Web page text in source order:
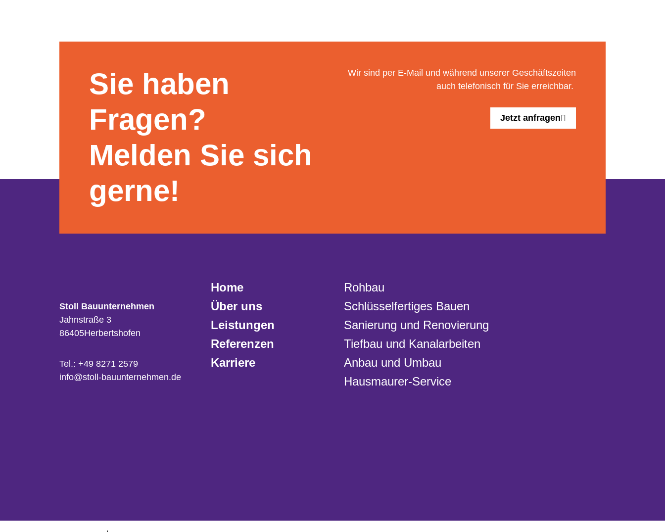
Sie haben
Fragen?
Melden Sie sich
gerne!
Wir sind per E-Mail und während unserer Geschäftszeiten
auch telefonisch für Sie erreichbar.
Jetzt anfragen
Stoll Bauunternehmen
Jahnstraße 3
86405Herbertshofen
Tel.: +49 8271 2579
info@stoll-bauunternehmen.de
Home
Über uns
Leistungen
Referenzen
Karriere
Rohbau
Schlüsselfertiges Bauen
Sanierung und Renovierung
Tiefbau und Kanalarbeiten
Anbau und Umbau
Hausmaurer-Service